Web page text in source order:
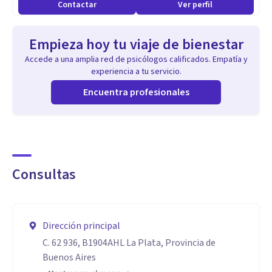
distinta de entender lo que te pasa, más comprensiva, más
amable, cuidadosa, con la escucha, respeto y ayuda que
merecés.
Atención online en Argentina y exterior.
Especialidad
Para que tengas en cuenta al momento de decidir, mi
Contactar Ver perfil
Empieza hoy tu viaje de bienestar
Accede a una amplia red de psicólogos calificados. Empatía y
experiencia a tu servicio.
Encuentra profesionales
Consultas
Dirección principal
C. 62 936, B1904AHL La Plata, Provincia de
Buenos Aires